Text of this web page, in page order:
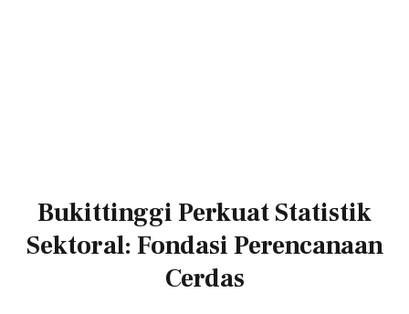
Bukittinggi Perkuat Statistik
Sektoral: Fondasi Perencanaan
Cerdas